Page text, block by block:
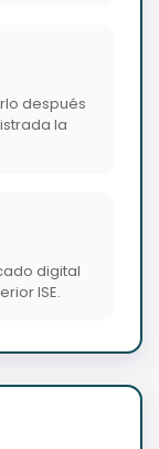
después
la
digital
ISE.